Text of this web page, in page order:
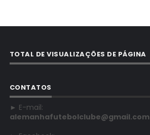
TOTAL DE VISUALIZAÇÕES DE PÁGINA
CONTATOS
► E-mail:
alemanhafutebolclube@gmail.com